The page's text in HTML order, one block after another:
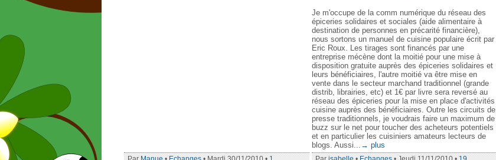
Je m'occupe de la comm numérique du réseau des
épiceries solidaires et sociales (aide alimentaire à
destination de personnes en précarité financière),
nous sortons un manuel de cuisine populaire écrit par
Eric Roux. Les tirages sont financés par une
entreprise mécène dont la moitié pour une mise à
disposition gratuite auprès des épiceries solidaires et
leurs bénéficiaires, l'autre moitié va être mise en
vente dans le secteur marchand traditionnel (grande
distrib, librairies, etc) et 1€ par livre sera reversé au
réseau des épiceries pour la mise en place d'activités
cuisine auprès des bénéficiaires. Outre les circuits de
presse traditionnels, je voudrais faire un maximum de
buzz sur le net pour toucher des acheteurs potentiels
et en particulier les cuisiniers amateurs lecteurs de
blogs. Aussi... → plus